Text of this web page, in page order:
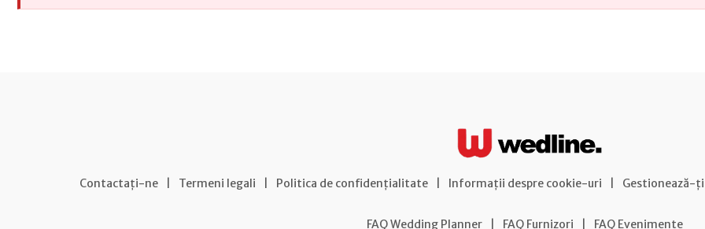
Contactați-ne Termeni legali Politica de confidențialitate Informații despre cookie-uri Gestionează-
FAQ Wedding Planner FAQ Furnizori FAQ Evenimente